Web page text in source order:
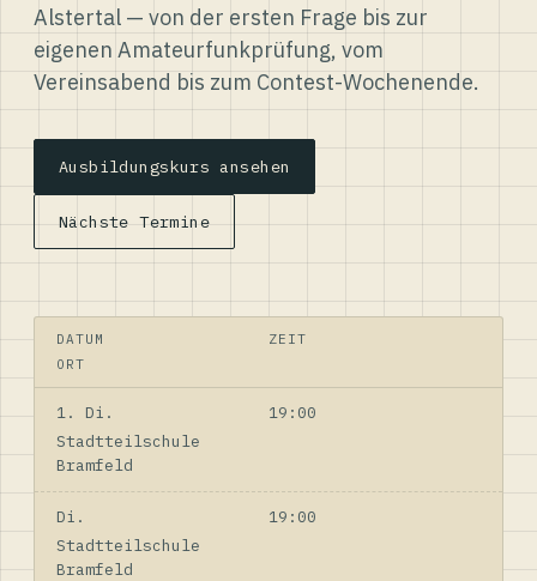
Alstertal — von der ersten Frage bis zur
eigenen Amateurfunkprüfung, vom
Vereinsabend bis zum Contest-Wochenende.
Ausbildungskurs ansehen
Nächste Termine
DATUM
ZEIT
ORT
1. Di.
19:00
Stadtteilschule
Bramfeld
Di.
19:00
Stadtteilschule
Bramfeld